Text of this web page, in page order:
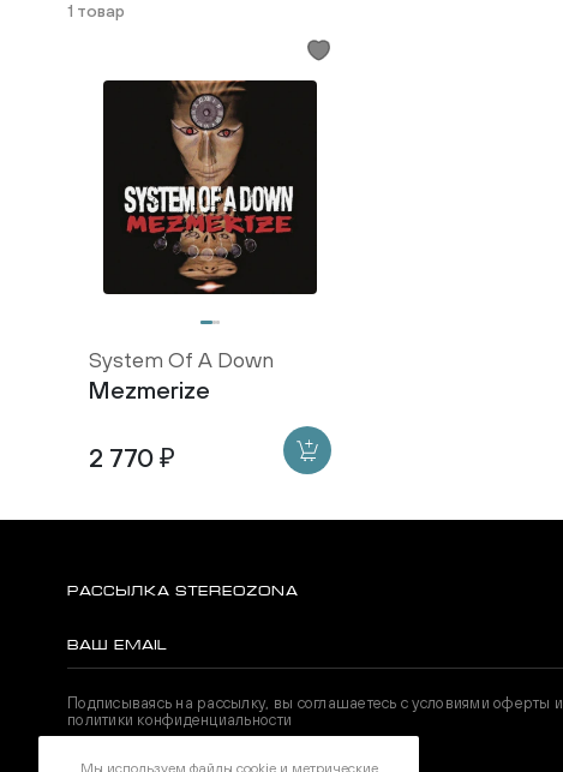
1 товар
System Of A Down
Mezmerize
2 770 ₽
РАССЫЛКА STEREOZONA
Подписываясь на рассылку, вы соглашаетесь с условиями оферты и
политики конфиденциальности
Мы используем файлы cookie и метрические